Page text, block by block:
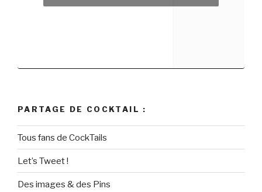
PARTAGE DE COCKTAIL :
Tous fans de CockTails
Let’s Tweet !
Des images & des Pins